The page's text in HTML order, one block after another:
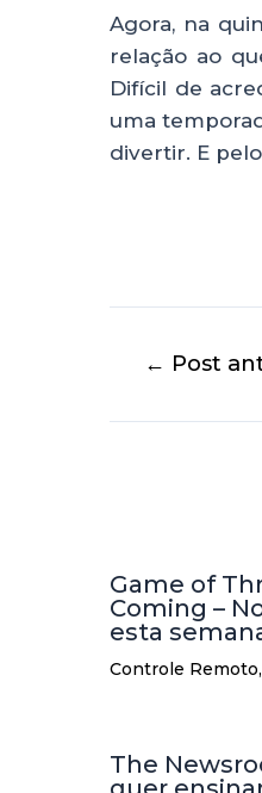
Agora, na
relação ao
Difícil de
uma
divertir. E
← Post
Game of
Coming –
esta
Controle Remoto,
The